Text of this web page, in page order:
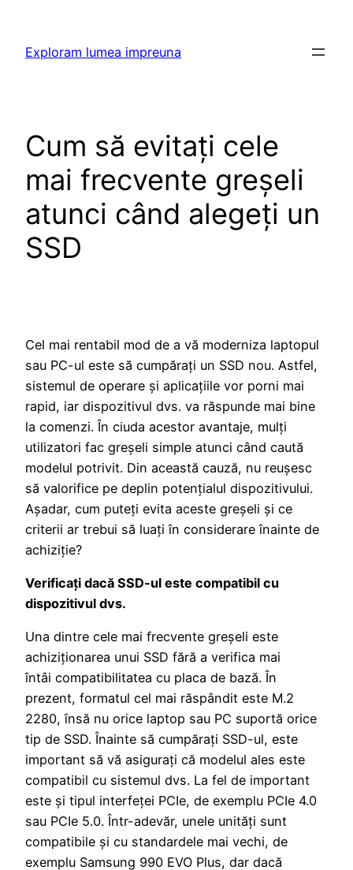
content
Exploram lumea impreuna
Cum să evitați cele
mai frecvente greșeli
atunci când alegeți un
SSD
Cel mai rentabil mod de a vă moderniza laptopul
sau PC-ul este să cumpărați un SSD nou. Astfel,
sistemul de operare și aplicațiile vor porni mai
rapid, iar dispozitivul dvs. va răspunde mai bine
la comenzi. În ciuda acestor avantaje, mulți
utilizatori fac greșeli simple atunci când caută
modelul potrivit. Din această cauză, nu reușesc
să valorifice pe deplin potențialul dispozitivului.
Așadar, cum puteți evita aceste greșeli și ce
criterii ar trebui să luați în considerare înainte de
achiziție?
Verificați dacă SSD-ul este compatibil cu
dispozitivul dvs.
Una dintre cele mai frecvente greșeli este
achiziționarea unui SSD fără a verifica mai
întâi compatibilitatea cu placa de bază. În
prezent, formatul cel mai răspândit este M.2
2280, însă nu orice laptop sau PC suportă orice
tip de SSD. Înainte să cumpărați SSD-ul, este
important să vă asigurați că modelul ales este
compatibil cu sistemul dvs. La fel de important
este și tipul interfeței PCIe, de exemplu PCIe 4.0
sau PCIe 5.0. Într-adevăr, unele unități sunt
compatibile și cu standardele mai vechi, de
exemplu Samsung 990 EVO Plus, dar dacă